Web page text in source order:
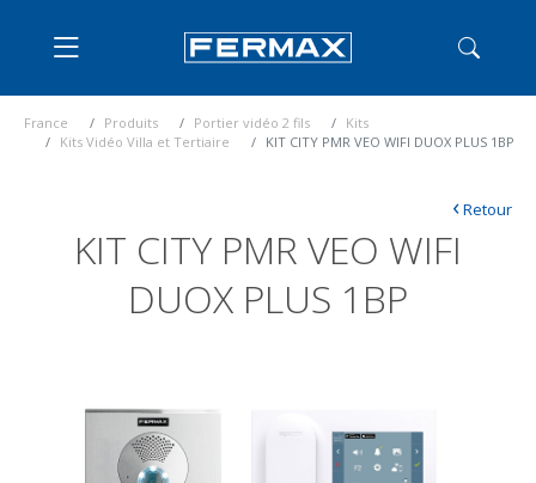
France Produits Portier vidéo 2 fils
Kits
Kits Vidéo Villa et Tertiaire
KIT CITY PMR VEO WIFI DUOX PLUS 1BP
KIT CITY PMR VEO WIFI
DUOX PLUS 1BP
‹Retour